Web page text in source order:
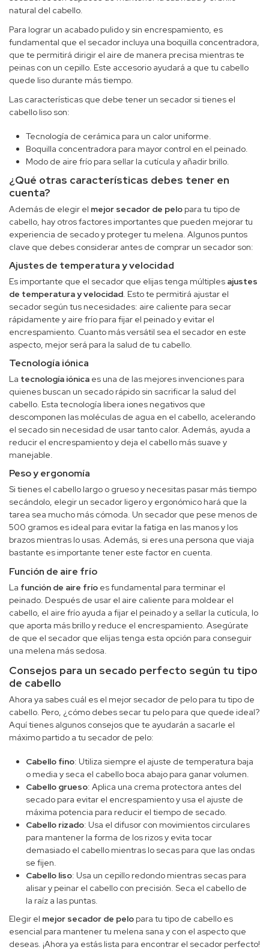
natural del cabello.
Para lograr un acabado pulido y sin encrespamiento, es
fundamental que el secador incluya una boquilla concentradora,
que te permitirá dirigir el aire de manera precisa mientras te
peinas con un cepillo. Este accesorio ayudará a que tu cabello
quede liso durante más tiempo.
Las características que debe tener un secador si tienes el
cabello liso son:
Tecnología de cerámica para un calor uniforme.
Boquilla concentradora para mayor control en el peinado.
Modo de aire frío para sellar la cutícula y añadir brillo.
¿Qué otras características debes tener en
cuenta?
Además de elegir el mejor secador de pelo para tu tipo de
cabello, hay otros factores importantes que pueden mejorar tu
experiencia de secado y proteger tu melena. Algunos puntos
clave que debes considerar antes de comprar un secador son:
Ajustes de temperatura y velocidad
Es importante que el secador que elijas tenga múltiples ajustes
de temperatura y velocidad. Esto te permitirá ajustar el
secador según tus necesidades: aire caliente para secar
rápidamente y aire frío para fijar el peinado y evitar el
encrespamiento. Cuanto más versátil sea el secador en este
aspecto, mejor será para la salud de tu cabello.
Tecnología iónica
La tecnología iónica es una de las mejores invenciones para
quienes buscan un secado rápido sin sacrificar la salud del
cabello. Esta tecnología libera iones negativos que
descomponen las moléculas de agua en el cabello, acelerando
el secado sin necesidad de usar tanto calor. Además, ayuda a
reducir el encrespamiento y deja el cabello más suave y
manejable.
Peso y ergonomía
Si tienes el cabello largo o grueso y necesitas pasar más tiempo
secándolo, elegir un secador ligero y ergonómico hará que la
tarea sea mucho más cómoda. Un secador que pese menos de
500 gramos es ideal para evitar la fatiga en las manos y los
brazos mientras lo usas. Además, si eres una persona que viaja
bastante es importante tener este factor en cuenta.
Función de aire frío
La función de aire frío es fundamental para terminar el
peinado. Después de usar el aire caliente para moldear el
cabello, el aire frío ayuda a fijar el peinado y a sellar la cutícula, lo
que aporta más brillo y reduce el encrespamiento. Asegúrate
de que el secador que elijas tenga esta opción para conseguir
una melena más sedosa.
Consejos para un secado perfecto según tu tipo
de cabello
Ahora ya sabes cuál es el mejor secador de pelo para tu tipo de
cabello. Pero, ¿cómo debes secar tu pelo para que quede ideal?
Aquí tienes algunos consejos que te ayudarán a sacarle el
máximo partido a tu secador de pelo:
Cabello fino: Utiliza siempre el ajuste de temperatura baja
o media y seca el cabello boca abajo para ganar volumen.
Cabello grueso: Aplica una crema protectora antes del
secado para evitar el encrespamiento y usa el ajuste de
máxima potencia para reducir el tiempo de secado.
Cabello rizado: Usa el difusor con movimientos circulares
para mantener la forma de los rizos y evita tocar
demasiado el cabello mientras lo secas para que las ondas
se fijen.
Cabello liso: Usa un cepillo redondo mientras secas para
alisar y peinar el cabello con precisión. Seca el cabello de
la raíz a las puntas.
Elegir el mejor secador de pelo para tu tipo de cabello es
esencial para mantener tu melena sana y con el aspecto que
deseas. ¡Ahora ya estás lista para encontrar el secador perfecto!